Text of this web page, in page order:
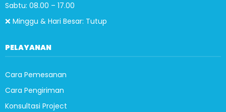
Sabtu: 08.00 – 17.00
❌ Minggu & Hari Besar: Tutup
PELAYANAN
Cara Pemesanan
Cara Pengiriman
Konsultasi Project